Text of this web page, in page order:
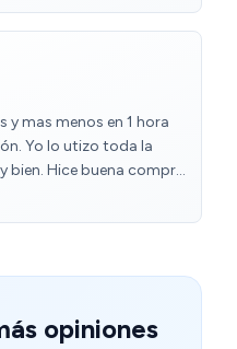
tiene, cumple muy bien
quien busque una
complicaciones.
y mas menos en 1 hora
Yo lo utizo toda la
bien. Hice buena compra.
opiniones